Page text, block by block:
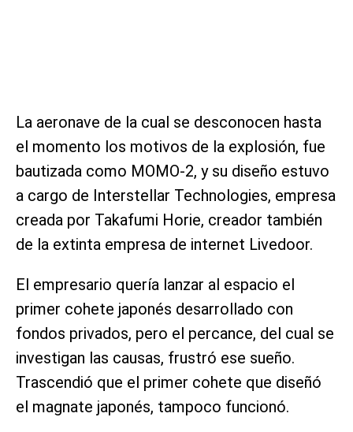
La aeronave de la cual se desconocen hasta
el momento los motivos de la explosión, fue
bautizada como MOMO-2, y su diseño estuvo
a cargo de Interstellar Technologies, empresa
creada por Takafumi Horie, creador también
de la extinta empresa de internet Livedoor.
El empresario quería lanzar al espacio el
primer cohete japonés desarrollado con
fondos privados, pero el percance, del cual se
investigan las causas, frustró ese sueño.
Trascendió que el primer cohete que diseñó
el magnate japonés, tampoco funcionó.